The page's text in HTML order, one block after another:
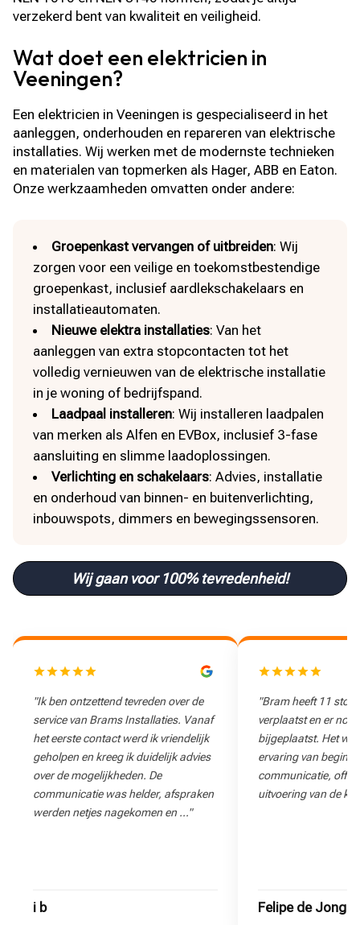
verzekerd bent van kwaliteit en veiligheid.
Wat doet een elektricien in
Veeningen?
Een elektricien in Veeningen is gespecialiseerd in het
aanleggen, onderhouden en repareren van elektrische
installaties. Wij werken met de modernste technieken
en materialen van topmerken als Hager, ABB en Eaton.
Onze werkzaamheden omvatten onder andere:
Groepenkast vervangen of uitbreiden: Wij
zorgen voor een veilige en toekomstbestendige
groepenkast, inclusief aardlekschakelaars en
installatieautomaten.
Nieuwe elektra installaties: Van het
aanleggen van extra stopcontacten tot het
volledig vernieuwen van de elektrische installatie
in je woning of bedrijfspand.
Laadpaal installeren: Wij installeren laadpalen
van merken als Alfen en EVBox, inclusief 3-fase
aansluiting en slimme laadoplossingen.
Verlichting en schakelaars: Advies, installatie
en onderhoud van binnen- en buitenverlichting,
inbouwspots, dimmers en bewegingssensoren.
Wij gaan voor 100% tevredenheid!
"Ik ben ontzettend tevreden over de
service van Brams Installaties. Vanaf
het eerste contact werd ik vriendelijk
geholpen en kreeg ik duidelijk advies
over de mogelijkheden. De
communicatie was helder, afspraken
werden netjes nagekomen en …"
i b
"Bram heeft 11
verplaatst en er nog
bijgeplaatst. Het
ervaring van begin
communicatie,
uitvoering van de
Felipe de Jong